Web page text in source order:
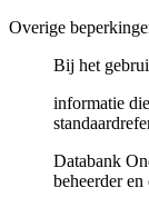
Overige
Bij het
informatie
Databank
beheerder